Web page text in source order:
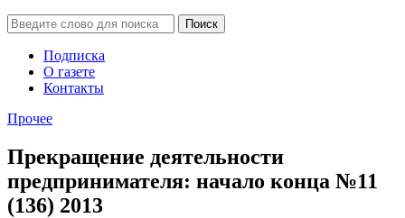
Подписка
О газете
Контакты
Прочее
Прекращение деятельности
предпринимателя: начало конца №11
(136) 2013